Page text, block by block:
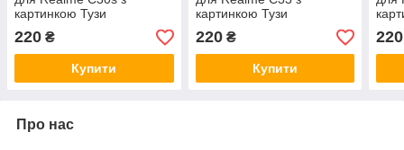
картинкою Тузи
220 ₴
Купити
картинкою Тузи
220₴
Купити
220
Про нас